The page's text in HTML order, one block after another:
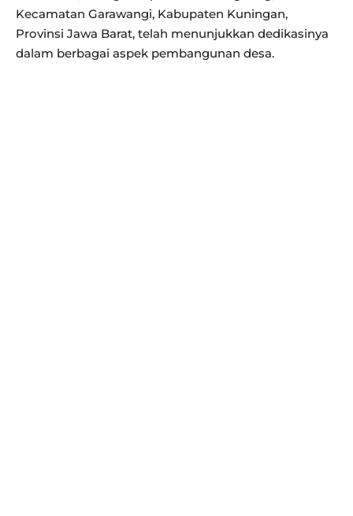
Kecamatan Garawangi, Kabupaten Kuningan,
Provinsi Jawa Barat, telah menunjukkan dedikasinya
dalam berbagai aspek pembangunan desa.